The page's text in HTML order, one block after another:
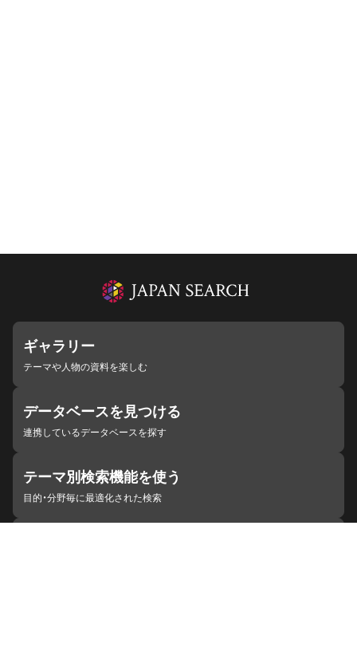
ギャラリー
テーマや人物の資料を楽しむ
データベースを見つける
連携しているデータベースを探す
テーマ別検索機能を使う
目的・分野毎に最適化された検索